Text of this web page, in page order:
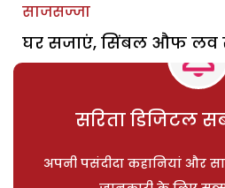
साजसज्जा
घर सजाएं, सिंबल औफ लव
सरिता डिजिटल
अपनी पसंदीदा कहानियां और